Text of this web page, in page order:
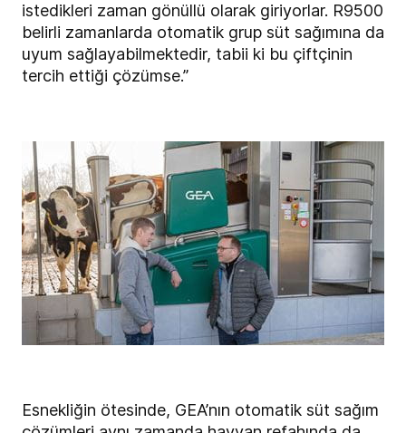
istedikleri zaman gönüllü olarak giriyorlar. R9500
belirli zamanlarda otomatik grup süt sağımına da
uyum sağlayabilmektedir, tabii ki bu çiftçinin
tercih ettiği çözümse.”
Esnekliğin ötesinde, GEA’nın otomatik süt sağım